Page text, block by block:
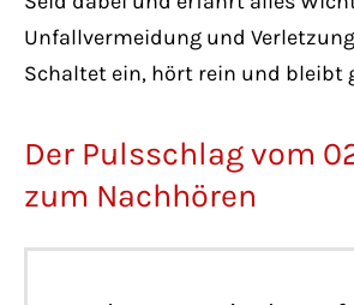
Unfallvermeidung und
Schaltet ein, hört rein und bleibt
Der Pulsschlag vom
zum Nachhören